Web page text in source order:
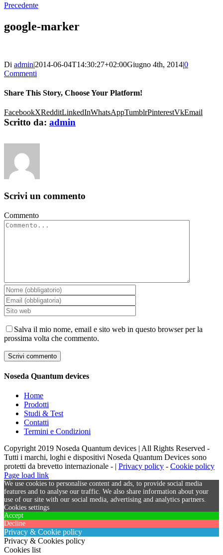
Precedente
google-marker
Di admin|2014-06-04T14:30:27+02:00Giugno 4th, 2014|0
Commenti
Share This Story, Choose Your Platform!
FacebookXRedditLinkedInWhatsAppTumblrPinterestVkEmail
Scritto da: admin
Scrivi un commento
Commento
Salva il mio nome, email e sito web in questo browser per la
prossima volta che commento.
Noseda Quantum devices
Home
Prodotti
Studi & Test
Contatti
Termini e Condizioni
Copyright 2019 Noseda Quantum devices | All Rights Reserved -
Tutti i marchi, loghi e dispositivi Noseda Quantum Devices sono
protetti da brevetto internazionale - | Privacy policy - Cookie policy
Page load link
We use cookies to personalise content and ads, to provide social media
features and to analyse our traffic. We also share information about your
use of our site with our social media, advertising and analytics partners.
Cookies settings
Accept
Decline
Privacy & Cookie policy
Privacy & Cookies policy
Cookies list